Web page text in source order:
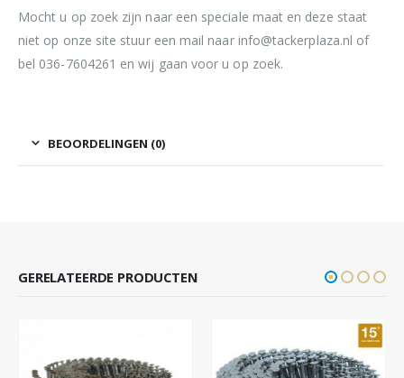
Mocht u op zoek zijn naar een speciale maat en deze staat
niet op onze site stuur een mail naar info@tackerplaza.nl of
bel 036-7604261 en wij gaan voor u op zoek.
BEOORDELINGEN (0)
GERELATEERDE PRODUCTEN